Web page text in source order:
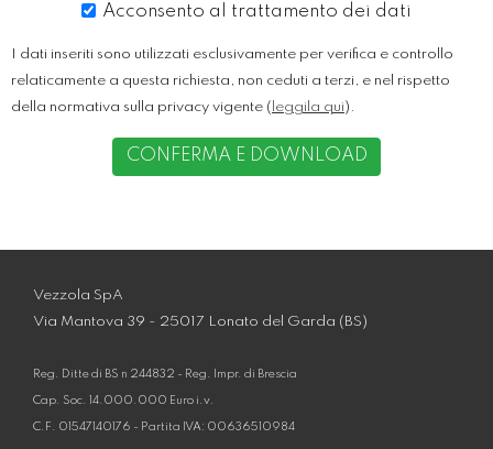
Acconsento al trattamento dei dati
I dati inseriti sono utilizzati esclusivamente per verifica e controllo
relaticamente a questa richiesta, non ceduti a terzi, e nel rispetto
della normativa sulla privacy vigente ( leggila qui).
CONFERMA E DOWNLOAD
Vezzola SpA
Via Mantova 39 - 25017 Lonato del Garda (BS)
Reg. Ditte di BS n 244832 - Reg. Impr. di Brescia
Cap. Soc. 14.000.000 Euro i.v.
C.F. 01547140176 - Partita IVA: 00636510984